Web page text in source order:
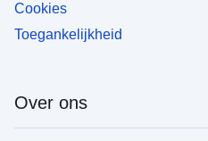
Cookies
Toegankelijkheid
Over ons